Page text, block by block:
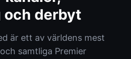
och derbyt
är ett av världens mest
samtliga Premier